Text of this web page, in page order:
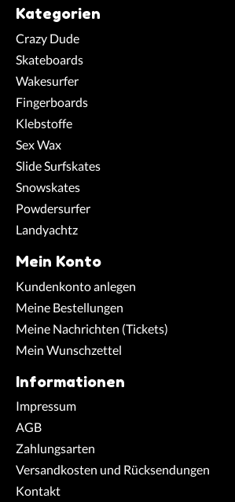
Kategorien
Crazy Dude
Skateboards
Wakesurfer
Fingerboards
Klebstoffe
Sex Wax
Slide Surfskates
Snowskates
Powdersurfer
Landyachtz
Mein Konto
Kundenkonto anlegen
Meine Bestellungen
Meine Nachrichten (Tickets)
Mein Wunschzettel
Informationen
Impressum
AGB
Zahlungsarten
Versandkosten und Rücksendungen
Kontakt